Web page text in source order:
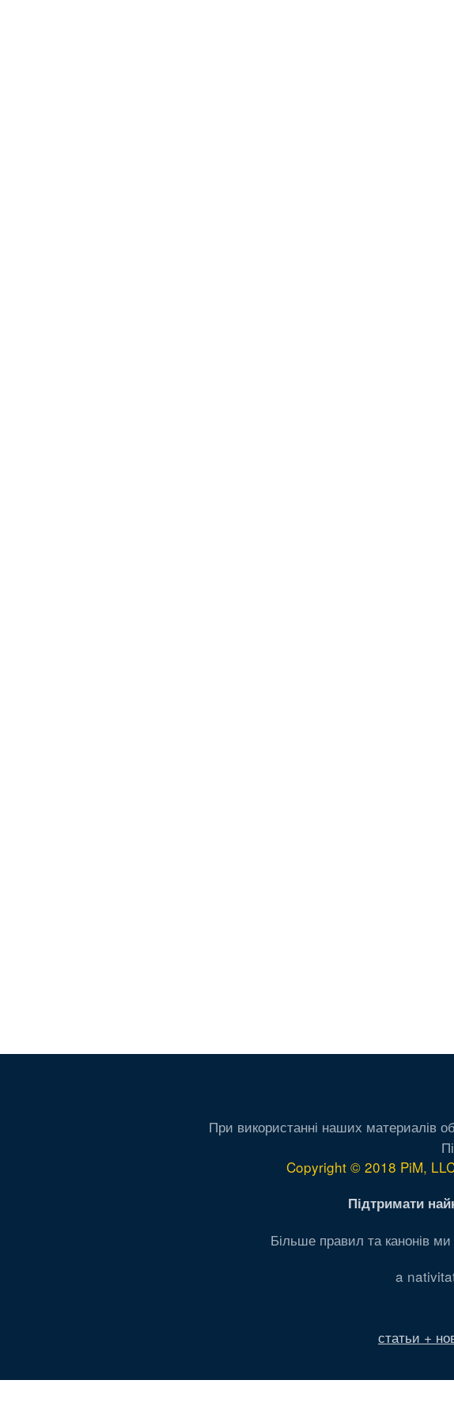
При використанні наших материалів
Copyright © 2018 PiM,
Підтримати
Більше правил та канонів
a
статьи +